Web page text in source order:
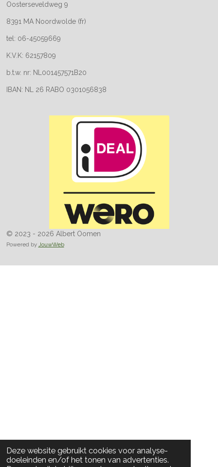
Deze website gebruikt cookies voor analyse-
doeleinden en/of het tonen van advertenties.
Oosterseveldweg 9
8391 MA Noordwolde (fr)
tel: 06-45059669
K.V.K: 62157809
b.t.w. nr: NL001457571B20
IBAN: NL 26 RABO 0301056838
© 2023 - 2026 Albert Oomen
Powered by JouwWeb